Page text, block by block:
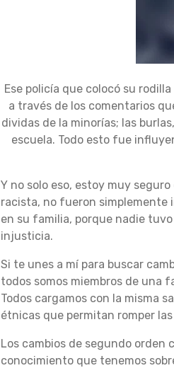
C
O
N
T
R
A
Ese policía que colocó su
a través de los comentarios
dividas de la minorías; las
escuela. Todo esto fue
Y no solo eso, estoy muy
racista, no fueron simplemente
en su familia, porque nadie
injusticia.
Si te unes a mí para buscar
todos somos miembros de una
Todos cargamos con la misma
étnicas que permitan romper
Los cambios de segundo orden
conocimiento que tenemos